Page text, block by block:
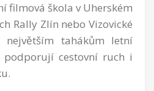
filmová škola v Uherském
Rally Zlín nebo Vizovické
tahákům letní
podporují cestovní ruch i